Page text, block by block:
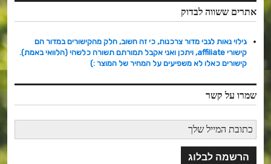
אתרים ששווה לבדוק
גילוי נאות לגבי מדור צרכנות, כי זה חשוב, חלק מהקישורים במדור הם
קישורי affiliate, ויתכן ואני אקבל תמורתם תשורה כלשהי (הלוואי באמת).
קישורים כאלו לא משפיעים על המחיר של המוצר :)
שמרו על קשר